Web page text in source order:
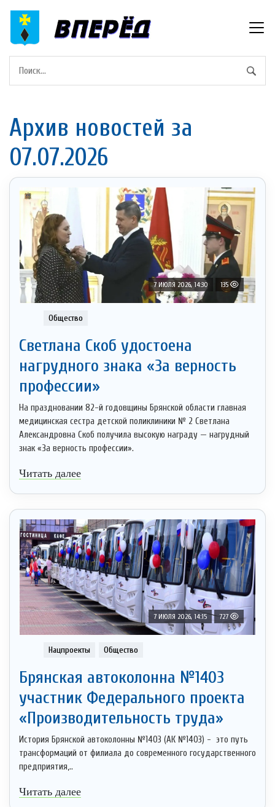
Архив новостей за
07.07.2026
7 ИЮЛЯ 2026, 14:30 135
Общество
Светлана Скоб удостоена
нагрудного знака «За верность
профессии»
На праздновании 82-й годовщины Брянской области главная
медицинская сестра детской поликлиники № 2 Светлана
Александровна Скоб получила высокую награду — нагрудный
знак «За верность профессии».
Читать далее
7 ИЮЛЯ 2026, 14:15 727
Нацпроекты Общество
Брянская автоколонна №1403
участник Федерального проекта
«Производительность труда»
История Брянской автоколонны №1403 (АК №1403) - это путь
трансформаций от филиала до современного государственного
предприятия,..
Читать далее